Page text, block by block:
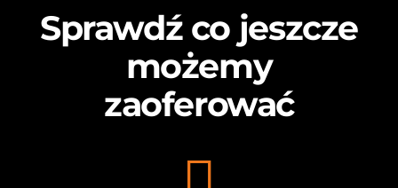
Sprawdź co jeszcze
możemy
zaoferować